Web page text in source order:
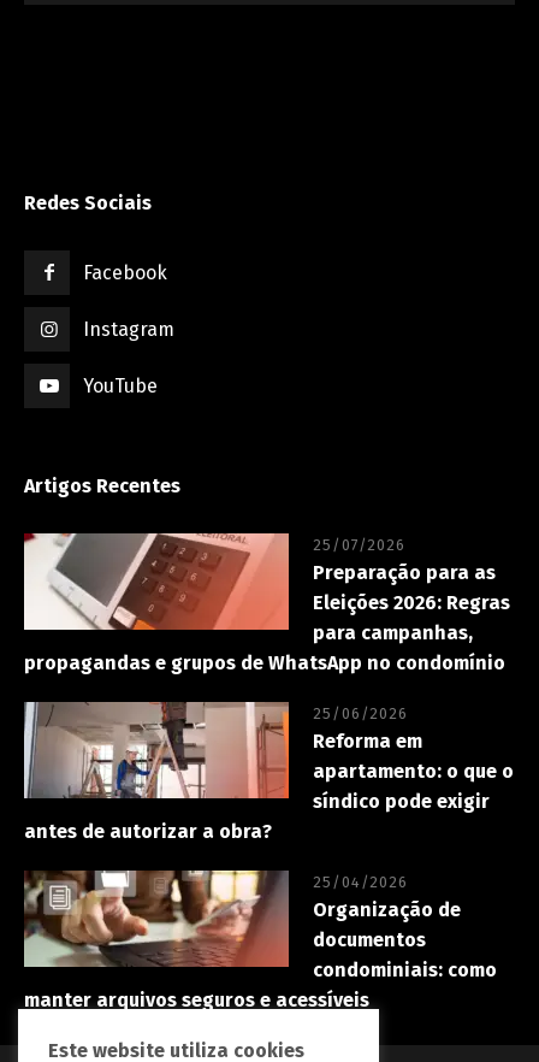
Redes Sociais
Facebook
Instagram
YouTube
Artigos Recentes
25/07/2026
Preparação para as
Eleições 2026: Regras
para campanhas,
propagandas e grupos de WhatsApp no condomínio
25/06/2026
Reforma em
apartamento: o que o
síndico pode exigir
antes de autorizar a obra?
25/04/2026
Organização de
documentos
condominiais: como
manter arquivos seguros e acessíveis
Este website utiliza cookies